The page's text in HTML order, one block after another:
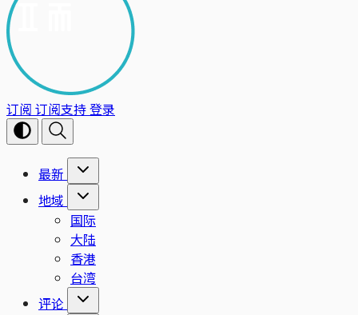
订阅 订阅支持登录
最新
地域
国际
大陆
香港
台湾
评论